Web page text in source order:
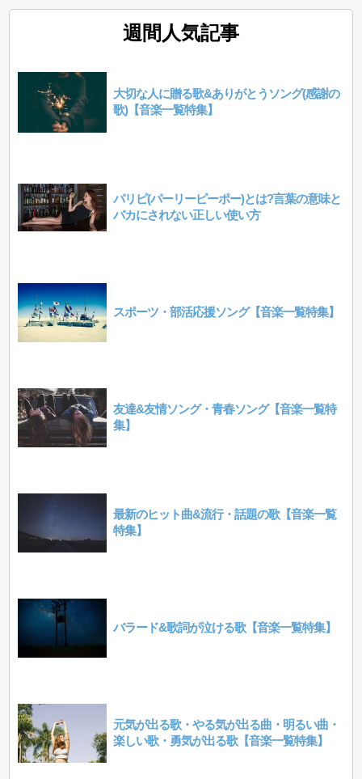
週間人気記事
大切な人に贈る歌&ありがとうソング(感謝の
歌)【音楽一覧特集】
パリピ(パーリーピーポー)とは?言葉の意味と
バカにされない正しい使い方
スポーツ・部活応援ソング【音楽一覧特集】
友達&友情ソング・青春ソング【音楽一覧特
集】
最新のヒット曲&流行・話題の歌【音楽一覧
特集】
バラード&歌詞が泣ける歌【音楽一覧特集】
元気が出る歌・やる気が出る曲・明るい曲・
楽しい歌・勇気が出る歌【音楽一覧特集】